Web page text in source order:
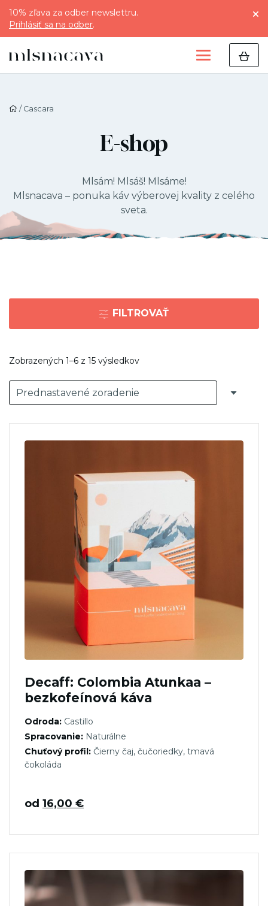
10% zľava za odber newslettru.
Prihlásiť sa na odber.
/ Cascara
E-shop
Mlsám! Mlsáš! Mlsáme!
Mlsnacava – ponuka káv výberovej kvality z celého
sveta.
FILTROVAŤ
Zobrazených 1–6 z 15 výsledkov
Decaff: Colombia Atunkaa –
bezkofeínová káva
Odroda: Castillo
Spracovanie: Naturálne
Chuťový profil: Čierny čaj, čučoriedky, tmavá
čokoláda
od 16,00 €